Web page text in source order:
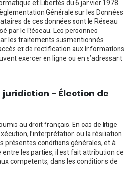
et Libertés du 6 janvier 1978
Générale sur les Données
de ces données sont le Réseau
par le Réseau. Les personnes
les traitements susmentionnés
et de rectification aux informations
exercer en ligne ou en s’adressant
- Élection de
au droit français. En cas de litige
l’interprétation ou la résiliation
présentes conditions générales, et à
entre les parties, il est fait attribution de
compétents, dans les conditions de